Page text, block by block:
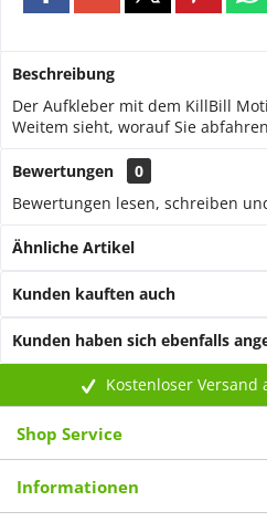
Beschreibung
Der Aufkleber mit dem KillBill
Weitem sieht, worauf Sie
Bewertungen
0
Bewertungen lesen, schreiben
Ähnliche Artikel
Kunden kauften auch
Kunden haben sich ebenfalls
Kostenloser Versand
Shop Service
Informationen